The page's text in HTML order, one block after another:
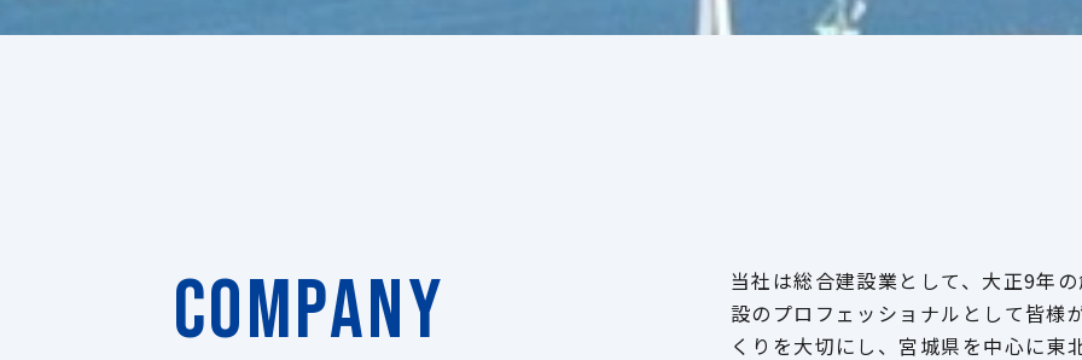
COMPANY
当社は総合建設業として、大正9年
設のプロフェッショナルとして皆様
くりを大切にし、宮城県を中心に